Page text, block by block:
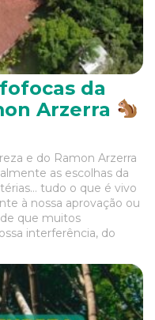
da
Arzerra
e do Ramon Arzerra
as escolhas da
tudo o que é vivo
à nossa aprovação ou
que muitos
interferência, do